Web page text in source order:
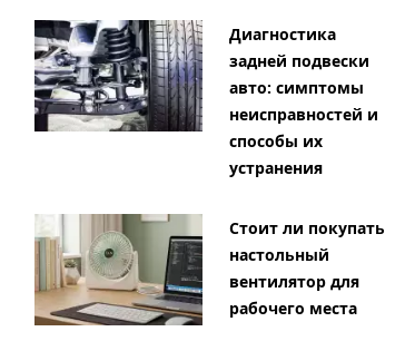
Диагностика
задней подвески
авто: симптомы
неисправностей и
способы их
устранения
Стоит ли покупать
настольный
вентилятор для
рабочего места